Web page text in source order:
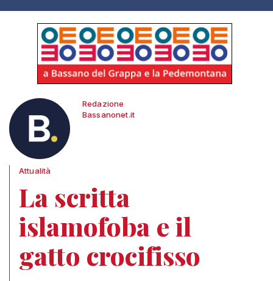
Redazione
Bassanonet.it
Attualità
La scritta
islamofoba e il
gatto crocifisso